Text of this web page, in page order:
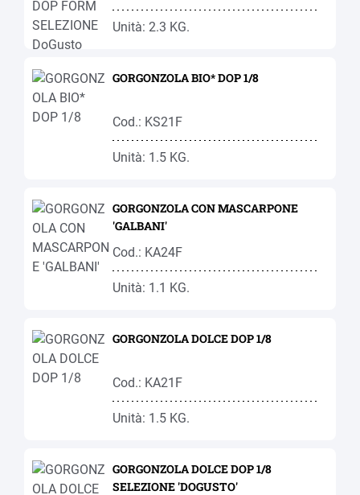
Unità: 2.3 KG.
GORGONZOLA BIO* DOP 1/8
Cod.: KS21F
Unità: 1.5 KG.
GORGONZOLA CON MASCARPONE
'GALBANI'
Cod.: KA24F
Unità: 1.1 KG.
GORGONZOLA DOLCE DOP 1/8
Cod.: KA21F
Unità: 1.5 KG.
GORGONZOLA DOLCE DOP 1/8
SELEZIONE 'DOGUSTO'